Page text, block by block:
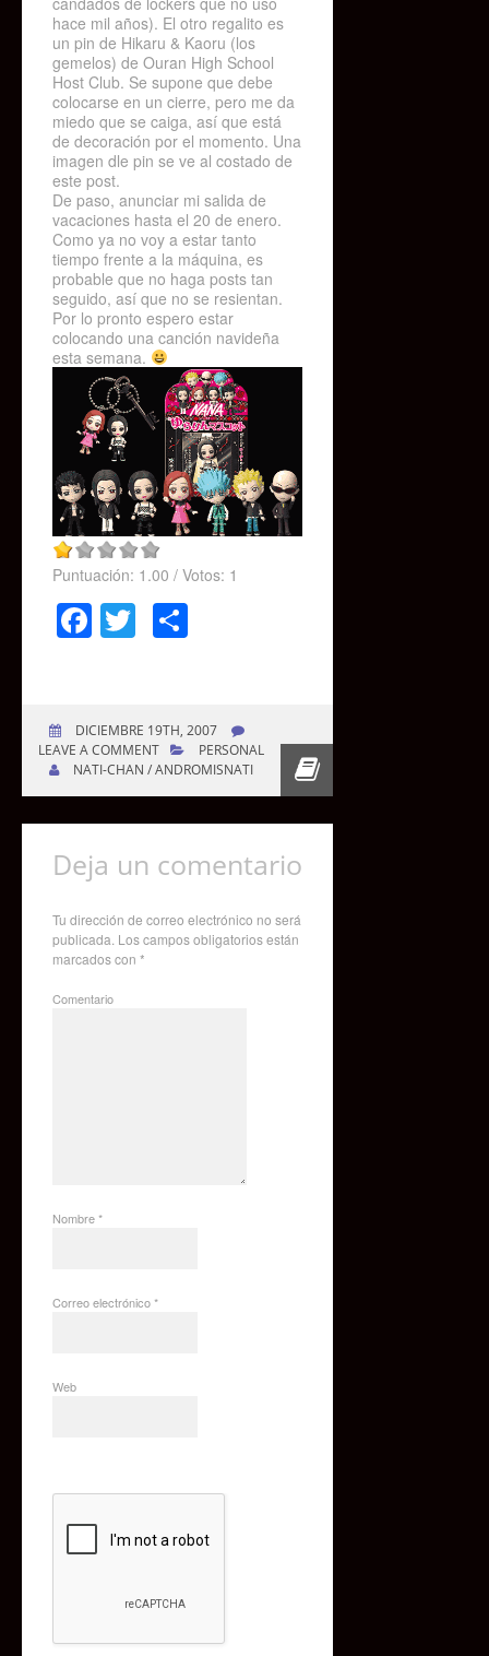
hace mil años). El otro regalito es
un pin de Hikaru & Kaoru (los
gemelos) de Ouran High School
Host Club. Se supone que debe
colocarse en un cierre, pero me da
miedo que se caiga, así que está
de decoración por el momento. Una
imagen dle pin se ve al costado de
este post.
De paso, anunciar mi salida de
vacaciones hasta el 20 de enero.
Como ya no voy a estar tanto
tiempo frente a la máquina, es
probable que no haga posts tan
seguido, así que no se resientan.
Por lo pronto espero estar
colocando una canción navideña
esta semana.
Puntuación: 1.00 / Votos: 1
Facebook
Twitter
DICIEMBRE 19TH, 2007
LEAVE A COMMENT
PERSONAL
NATI-CHAN / ANDROMISNATI
Deja un comentario
Tu dirección de correo electrónico no será
publicada. Los campos obligatorios están
marcados con *
Comentario
Nombre*
Correo electrónico*
Web